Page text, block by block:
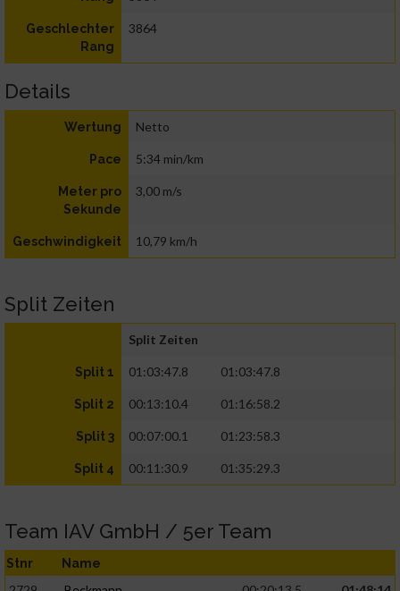
Geschlechter
Rang
3864
Details
Wertung Netto
Pace 5:34 min/km
Meter pro
Sekunde
3,00 m/s
Geschwindigkeit 10,79 km/h
Split Zeiten
Split Zeiten
Split 1 01:03:47.8 01:03:47.8
Split 2 00:13:10.4 01:16:58.2
Split 3 00:07:00.1 01:23:58.3
Split 4 00:11:30.9 01:35:29.3
Team IAV GmbH / 5er Team
Stnr Name